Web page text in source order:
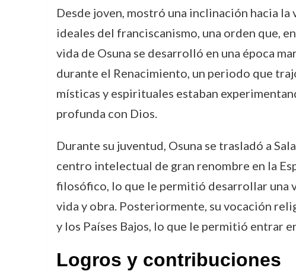
Desde joven, mostró una inclinación hacia
ideales del franciscanismo, una orden que,
vida de Osuna se desarrolló en una época
durante el Renacimiento, un periodo que
místicas y espirituales estaban
profunda con Dios.
Durante su juventud, Osuna se trasladó a
centro intelectual de gran renombre en la
filosófico, lo que le permitió desarrollar una
vida y obra. Posteriormente, su vocación
y los Países Bajos, lo que le permitió entrar
Logros y contribuciones